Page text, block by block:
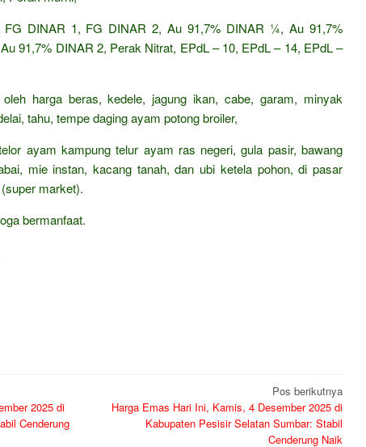
DINAR 1, FG DINAR 2, Au 91,7% DINAR ¼, Au 91,7%
91,7% DINAR 2, Perak Nitrat, EPdL – 10, EPdL – 14, EPdL –
harga beras, kedele, jagung ikan, cabe, garam, minyak
tahu, tempe daging ayam potong broiler,
ayam kampung telur ayam ras negeri, gula pasir, bawang
mie instan, kacang tanah, dan ubi ketela pohon, di pasar
market).
bermanfaat.
2025 di
Cenderung
Pos berikutnya
Harga Emas Hari Ini, Kamis, 4 Desember 2025 di
Kabupaten Pesisir Selatan Sumbar: Stabil
Cenderung Naik